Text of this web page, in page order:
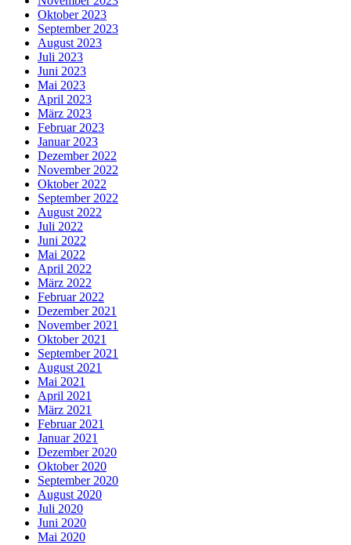
Oktober 2023
September 2023
August 2023
Juli 2023
Juni 2023
Mai 2023
April 2023
März 2023
Februar 2023
Januar 2023
Dezember 2022
November 2022
Oktober 2022
September 2022
August 2022
Juli 2022
Juni 2022
Mai 2022
April 2022
März 2022
Februar 2022
Dezember 2021
November 2021
Oktober 2021
September 2021
August 2021
Mai 2021
April 2021
März 2021
Februar 2021
Januar 2021
Dezember 2020
Oktober 2020
September 2020
August 2020
Juli 2020
Juni 2020
Mai 2020